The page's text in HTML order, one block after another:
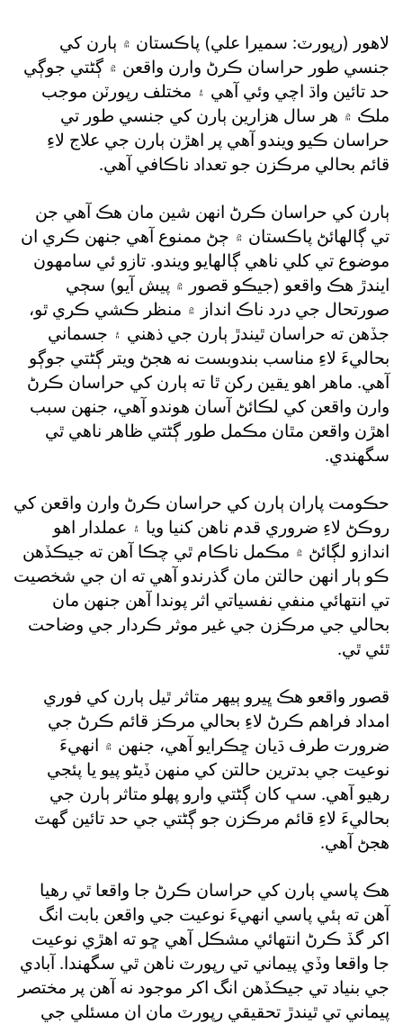
لاهور (رپورٽ: سميرا علي) پاڪستان ۾ ٻارن کي
جنسي طور حراسان ڪرڻ وارن واقعن ۾ ڳڻتي جوڳي
حد تائين واڌ اچي وئي آهي ۽ مختلف رپورٽن موجب
ملڪ ۾ هر سال هزارين ٻارن کي جنسي طور تي
حراسان ڪيو ويندو آهي پر اهڙن ٻارن جي علاج لاءِ
قائم بحالي مرڪزن جو تعداد ناڪافي آهي.
ٻارن کي حراسان ڪرڻ انهن شين مان هڪ آهي جن
تي ڳالهائڻ پاڪستان ۾ ڄڻ ممنوع آهي جنهن ڪري ان
موضوع تي کلي ناهي ڳالهايو ويندو. تازو ئي سامهون
ايندڙ هڪ واقعو (جيڪو قصور ۾ پيش آيو) سڄي
صورتحال جي درد ناڪ انداز ۾ منظر ڪشي ڪري ٿو،
جڏهن ته حراسان ٿيندڙ ٻارن جي ذهني ۽ جسماني
بحاليءَ لاءِ مناسب بندوبست نه هجڻ ويتر ڳڻتي جوڳو
آهي. ماهر اهو يقين رکن ٿا ته ٻارن کي حراسان ڪرڻ
وارن واقعن کي لڪائڻ آسان هوندو آهي، جنهن سبب
اهڙن واقعن مٿان مڪمل طور ڳڻتي ظاهر ناهي ٿي
سگهندي.
حڪومت پاران ٻارن کي حراسان ڪرڻ وارن واقعن کي
روڪڻ لاءِ ضروري قدم ناهن کنيا ويا ۽ عملدار اهو
اندازو لڳائڻ ۾ مڪمل ناڪام ٿي چڪا آهن ته جيڪڏهن
ڪو ٻار انهن حالتن مان گذرندو آهي ته ان جي شخصيت
تي انتهائي منفي نفسياتي اثر پوندا آهن جنهن مان
بحالي جي مرڪزن جي غير موثر ڪردار جي وضاحت
ٿئي ٿي.
قصور واقعو هڪ ڀيرو ٻيهر متاثر ٿيل ٻارن کي فوري
امداد فراهم ڪرڻ لاءِ بحالي مرڪز قائم ڪرڻ جي
ضرورت طرف ڌيان ڇڪرايو آهي، جنهن ۾ انهيءَ
نوعيت جي بدترين حالتن کي منهن ڏيڻو پيو يا پئجي
رهيو آهي. سڀ کان ڳڻتي وارو پهلو متاثر ٻارن جي
بحاليءَ لاءِ قائم مرڪزن جو ڳڻتي جي حد تائين گهٽ
هجڻ آهي.
هڪ پاسي ٻارن کي حراسان ڪرڻ جا واقعا ٿي رهيا
آهن ته ٻئي پاسي انهيءَ نوعيت جي واقعن بابت انگ
اکر گڏ ڪرڻ انتهائي مشڪل آهي ڇو ته اهڙي نوعيت
جا واقعا وڏي پيماني تي رپورٽ ناهن ٿي سگهندا. آبادي
جي بنياد تي جيڪڏهن انگ اکر موجود نه آهن پر مختصر
پيماني تي ٿيندڙ تحقيقي رپورٽ مان ان مسئلي جي